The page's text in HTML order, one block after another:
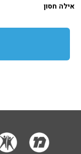
אילה חסון